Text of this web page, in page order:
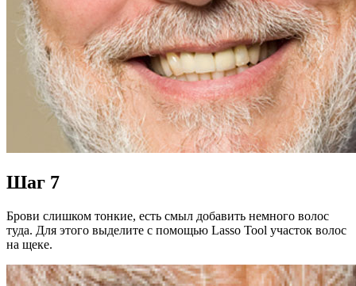
Шаг 7
Брови слишком тонкие, есть смыл добавить немного волос
туда. Для этого выделите с помощью Lasso Tool участок волос
на щеке.